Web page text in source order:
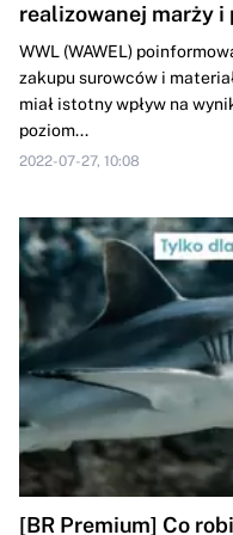
realizowanej marży i
WWL (WAWEL)
zakupu surowców i
miał istotny wpływ na
poziom...
2022-07-27, 10:08
[BR Premium] Co